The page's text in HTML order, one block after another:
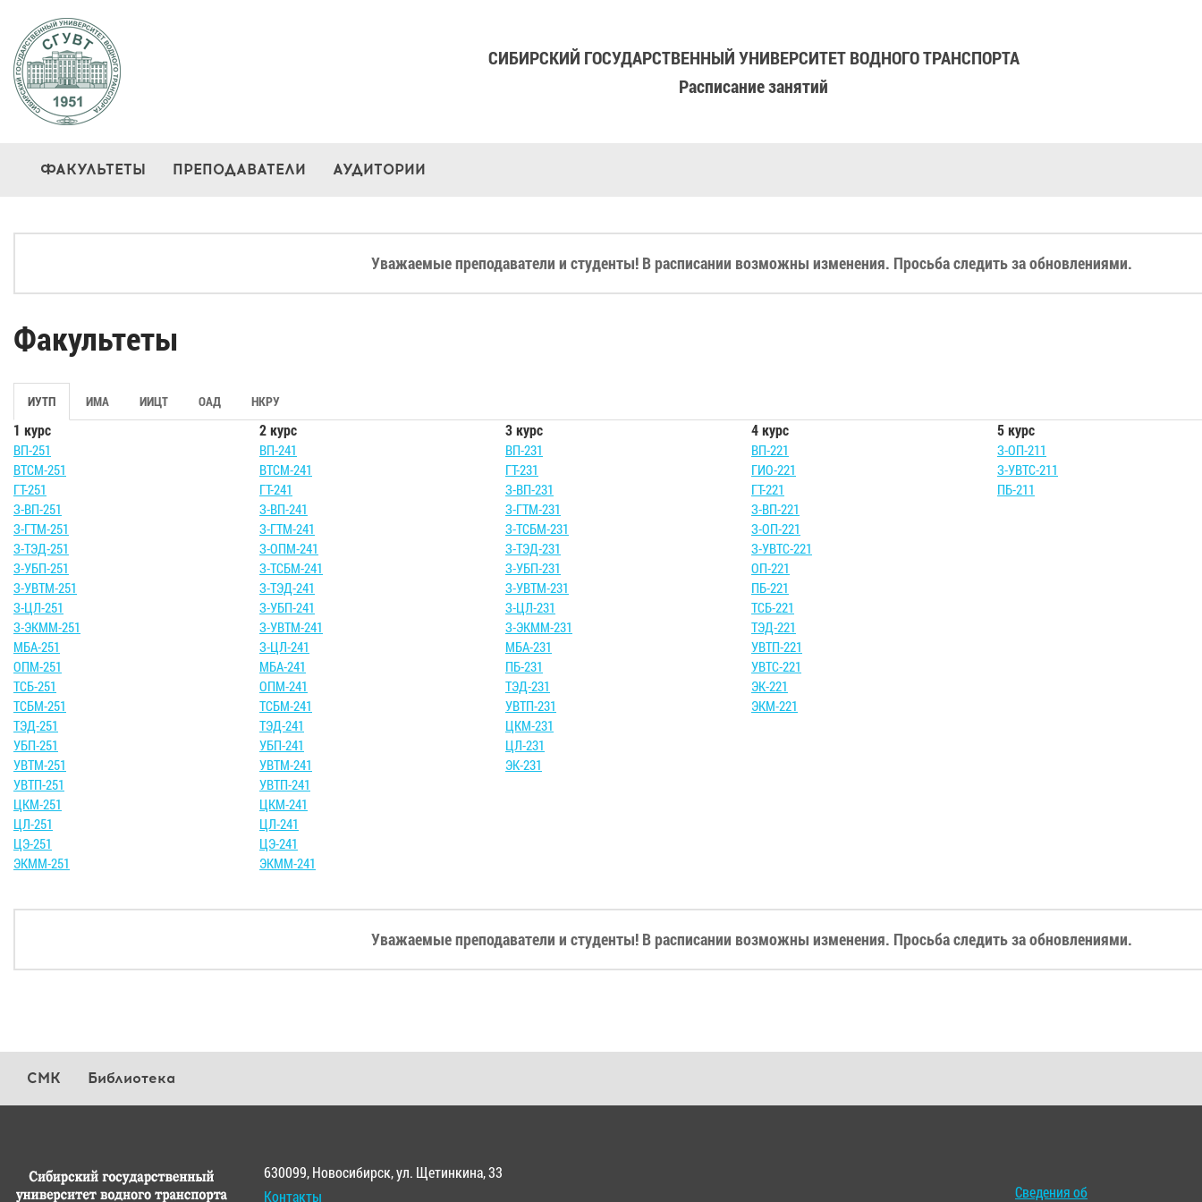
СИБИРСКИЙ ГОСУДАРСТВЕННЫЙ УНИВЕРСИТЕТ ВОДНОГО ТРАНСПОРТА
Расписание занятий
ФАКУЛЬТЕТЫ ПРЕПОДАВАТЕЛИ АУДИТОРИИ
Уважаемые преподаватели и студенты! В расписании возможны изменения. Просьба следить за обновлениями.
Факультеты
ИУТП ИМА ИИЦТ ОАД НКРУ
1 курс 2 курс 3 курс 4 курс 5 курс
ВП-251 ВП-241 ВП-231 ВП-221
З-ОП-211
ВТСМ-251
ВТСМ-241 ГТ-231 ГИО-221
З-УВТС-211
ГТ-251
ГТ-241 З-ВП-231 ГТ-221
ПБ-211
З-ВП-251
З-ВП-241 З-ГТМ-231
З-ВП-221
З-ГТМ-251
З-ГТМ-241 З-ТСБМ-231
З-ОП-221
З-ТЭД-251
З-ОПМ-241 З-ТЭД-231
З-УВТС-221
З-УБП-251
З-ТСБМ-241 З-УБП-231
ОП-221
З-УВТМ-251
З-ТЭД-241 З-УВТМ-231
ПБ-221
З-ЦЛ-251
З-УБП-241 З-ЦЛ-231
ТСБ-221
З-ЭКММ-251
З-УВТМ-241 З-ЭКММ-231
ТЭД-221
МБА-251
З-ЦЛ-241 МБА-231
УВТП-221
ОПМ-251
МБА-241 ПБ-231
УВТС-221
ТСБ-251
ОПМ-241 ТЭД-231
ЭК-221
ТСБМ-251
ТСБМ-241 УВТП-231
ЭКМ-221
ТЭД-251
ТЭД-241
ЦКМ-231
УБП-251
УБП-241
ЦЛ-231
УВТМ-251
УВТМ-241
ЭК-231
УВТП-251
УВТП-241
ЦКМ-251
ЦКМ-241
ЦЛ-251
ЦЛ-241
ЦЭ-251
ЦЭ-241
ЭКММ-251
ЭКММ-241
Уважаемые преподаватели и студенты! В расписании возможны изменения. Просьба следить за обновлениями.
СМК Библиотека
630099, Новосибирск, ул. Щетинкина, 33
Контакты
Сведения об